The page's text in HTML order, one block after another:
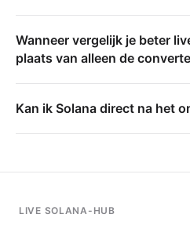
Wanneer vergelijk je beter
plaats van alleen de
Kan ik Solana direct na het
LIVE SOLANA-HUB